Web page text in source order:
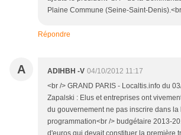
Plaine Commune (Seine-Saint-
Répondre
A ADIHBH -V 04/10/2012 11:17
<br /> GRAND PARIS - Localtis.info du
Zapalski : Elus et entreprises ont
du gouvernement ne pas inscrire dans la
programmation<br /> budgétaire 2013-
d'euros qui devait constituer la première